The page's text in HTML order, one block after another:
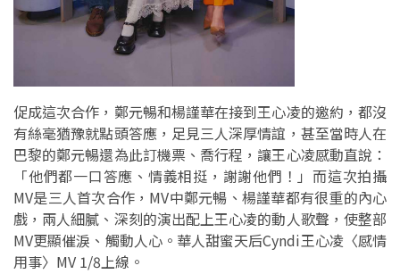
促成這次合作，鄭元暢和楊謹華在接到王心凌的邀約，都沒
有絲毫猶豫就點頭答應，足見三人深厚情誼，甚至當時人在
巴黎的鄭元暢還為此訂機票、喬行程，讓王心凌感動直說：
「他們都一口答應、情義相挺，謝謝他們！」而這次拍攝
MV是三人首次合作，MV中鄭元暢、楊謹華都有很重的內心
戲，兩人細膩、深刻的演出配上王心凌的動人歌聲，使整部
MV更顯催淚、觸動人心。華人甜蜜天后Cyndi王心凌〈感情
用事〉MV 1/8上線。